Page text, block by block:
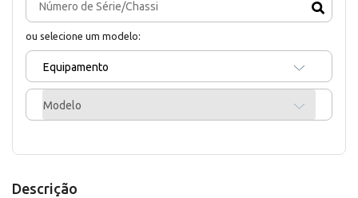
ou selecione um modelo:
Equipamento
Modelo
Descrição